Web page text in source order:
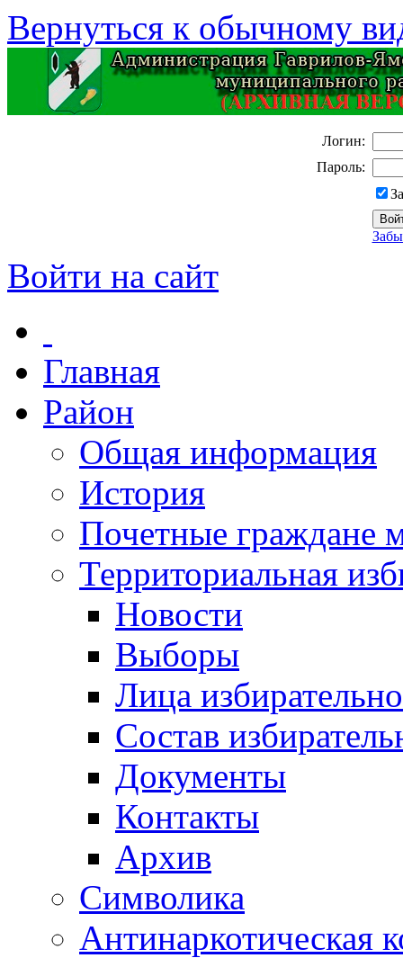
Вернуться к обычному
Логин:
Пароль:
Войти на сайт
Главная
Район
Общая информация
История
Почетные граждане
Территориальная
Новости
Выборы
Лица
Состав
Документы
Контакты
Архив
Символика
Антинаркотическая